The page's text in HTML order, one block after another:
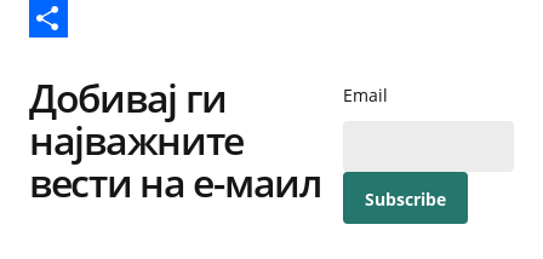
Reddit
Добивај ги
најважните
вести на е-маил
Email